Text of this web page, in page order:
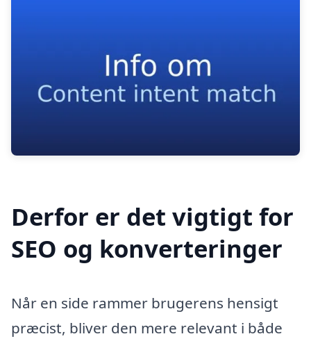
Derfor er det vigtigt for
SEO og konverteringer
Når en side rammer brugerens hensigt
præcist, bliver den mere relevant i både